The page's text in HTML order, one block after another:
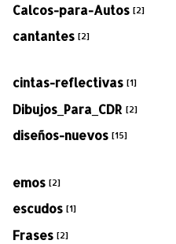
Calcos-para-Autos [2]
cantantes [2]
cintas-reflectivas [1]
Dibujos_Para_CDR [2]
diseños-nuevos [15]
emos [2]
escudos [1]
Frases [2]